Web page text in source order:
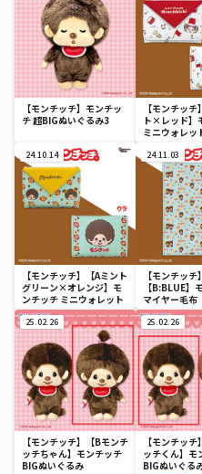
【モンチッチ】モンチッ
チ 超BIGぬいぐるみ3
【モンチッ
ト×レッド】
ミニウォレッ
24.10.14
【モンチッチ】【Aミント
グリーン×オレンジ】モ
ンチッチ ミニウォレット
24.11.03
【モンチッチ】
【B:BLUE】
マイヤー毛布
25.02.26
【モンチッチ】【Bモンチ
ッチちゃん】モンチッチ
BIGぬいぐるみ
25.02.26
【モンチッ
ッチくん】モ
BIGぬいぐる